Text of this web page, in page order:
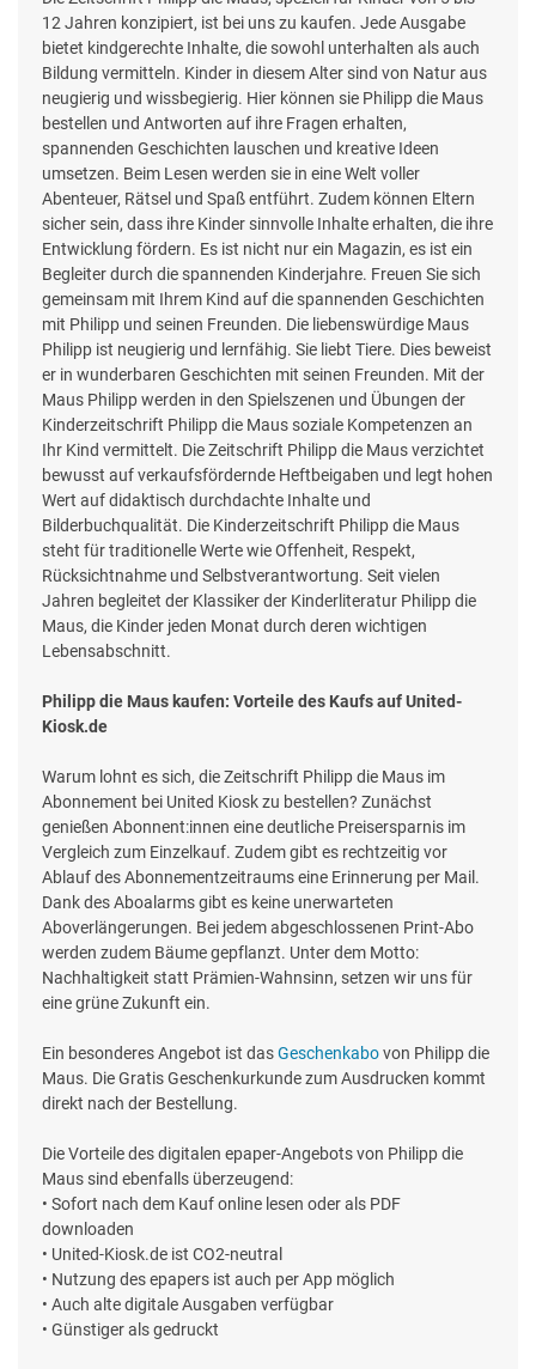
12 Jahren konzipiert, ist bei uns zu kaufen. Jede Ausgabe
bietet kindgerechte Inhalte, die sowohl unterhalten als auch
Bildung vermitteln. Kinder in diesem Alter sind von Natur aus
neugierig und wissbegierig. Hier können sie Philipp die Maus
bestellen und Antworten auf ihre Fragen erhalten,
spannenden Geschichten lauschen und kreative Ideen
umsetzen. Beim Lesen werden sie in eine Welt voller
Abenteuer, Rätsel und Spaß entführt. Zudem können Eltern
sicher sein, dass ihre Kinder sinnvolle Inhalte erhalten, die ihre
Entwicklung fördern. Es ist nicht nur ein Magazin, es ist ein
Begleiter durch die spannenden Kinderjahre. Freuen Sie sich
gemeinsam mit Ihrem Kind auf die spannenden Geschichten
mit Philipp und seinen Freunden. Die liebenswürdige Maus
Philipp ist neugierig und lernfähig. Sie liebt Tiere. Dies beweist
er in wunderbaren Geschichten mit seinen Freunden. Mit der
Maus Philipp werden in den Spielszenen und Übungen der
Kinderzeitschrift Philipp die Maus soziale Kompetenzen an
Ihr Kind vermittelt. Die Zeitschrift Philipp die Maus verzichtet
bewusst auf verkaufsfördernde Heftbeigaben und legt hohen
Wert auf didaktisch durchdachte Inhalte und
Bilderbuchqualität. Die Kinderzeitschrift Philipp die Maus
steht für traditionelle Werte wie Offenheit, Respekt,
Rücksichtnahme und Selbstverantwortung. Seit vielen
Jahren begleitet der Klassiker der Kinderliteratur Philipp die
Maus, die Kinder jeden Monat durch deren wichtigen
Lebensabschnitt.
Philipp die Maus kaufen: Vorteile des Kaufs auf United-
Kiosk.de
Warum lohnt es sich, die Zeitschrift Philipp die Maus im
Abonnement bei United Kiosk zu bestellen? Zunächst
genießen Abonnent:innen eine deutliche Preisersparnis im
Vergleich zum Einzelkauf. Zudem gibt es rechtzeitig vor
Ablauf des Abonnementzeitraums eine Erinnerung per Mail.
Dank des Aboalarms gibt es keine unerwarteten
Aboverlängerungen. Bei jedem abgeschlossenen Print-Abo
werden zudem Bäume gepflanzt. Unter dem Motto:
Nachhaltigkeit statt Prämien-Wahnsinn, setzen wir uns für
eine grüne Zukunft ein.
Ein besonderes Angebot ist dasGeschenkabovon Philipp die
Maus. Die Gratis Geschenkurkunde zum Ausdrucken kommt
direkt nach der Bestellung.
Die Vorteile des digitalen epaper-Angebots von Philipp die
Maus sind ebenfalls überzeugend:
• Sofort nach dem Kauf online lesen oder als PDF
downloaden
• United-Kiosk.de ist CO2-neutral
• Nutzung des epapers ist auch per App möglich
• Auch alte digitale Ausgaben verfügbar
• Günstiger als gedruckt